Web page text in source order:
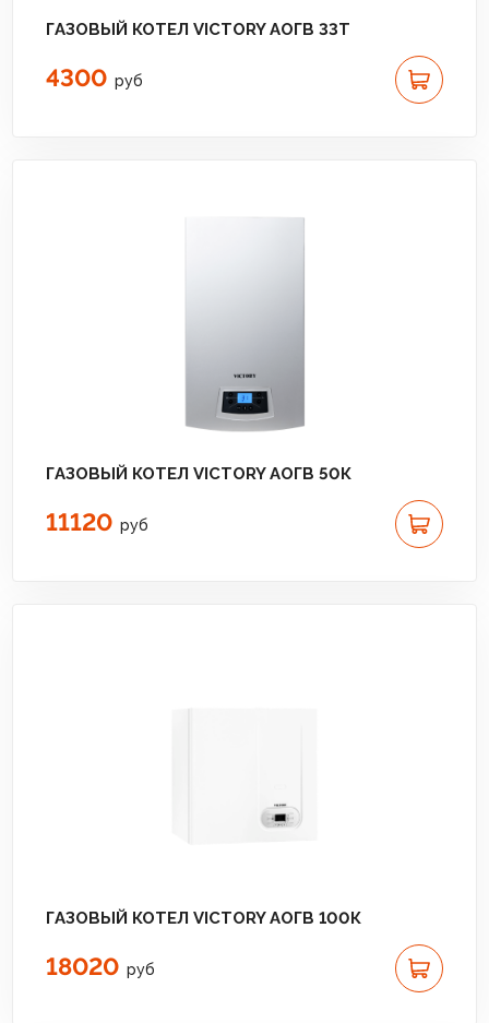
ГАЗОВЫЙ КОТЕЛ VICTORY АОГВ 33T
4300 руб
ГАЗОВЫЙ КОТЕЛ VICTORY АОГВ 50К
11120 руб
ГАЗОВЫЙ КОТЕЛ VICTORY АОГВ 100К
18020 руб